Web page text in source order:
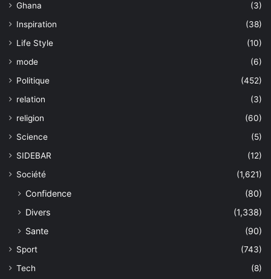
Ghana
(3)
Inspiration
(38)
Life Style
(10)
mode
(6)
Politique
(452)
relation
(3)
religion
(60)
Science
(5)
SIDEBAR
(12)
Société
(1,621)
Confidence
(80)
Divers
(1,338)
Sante
(90)
Sport
(743)
Tech
(8)